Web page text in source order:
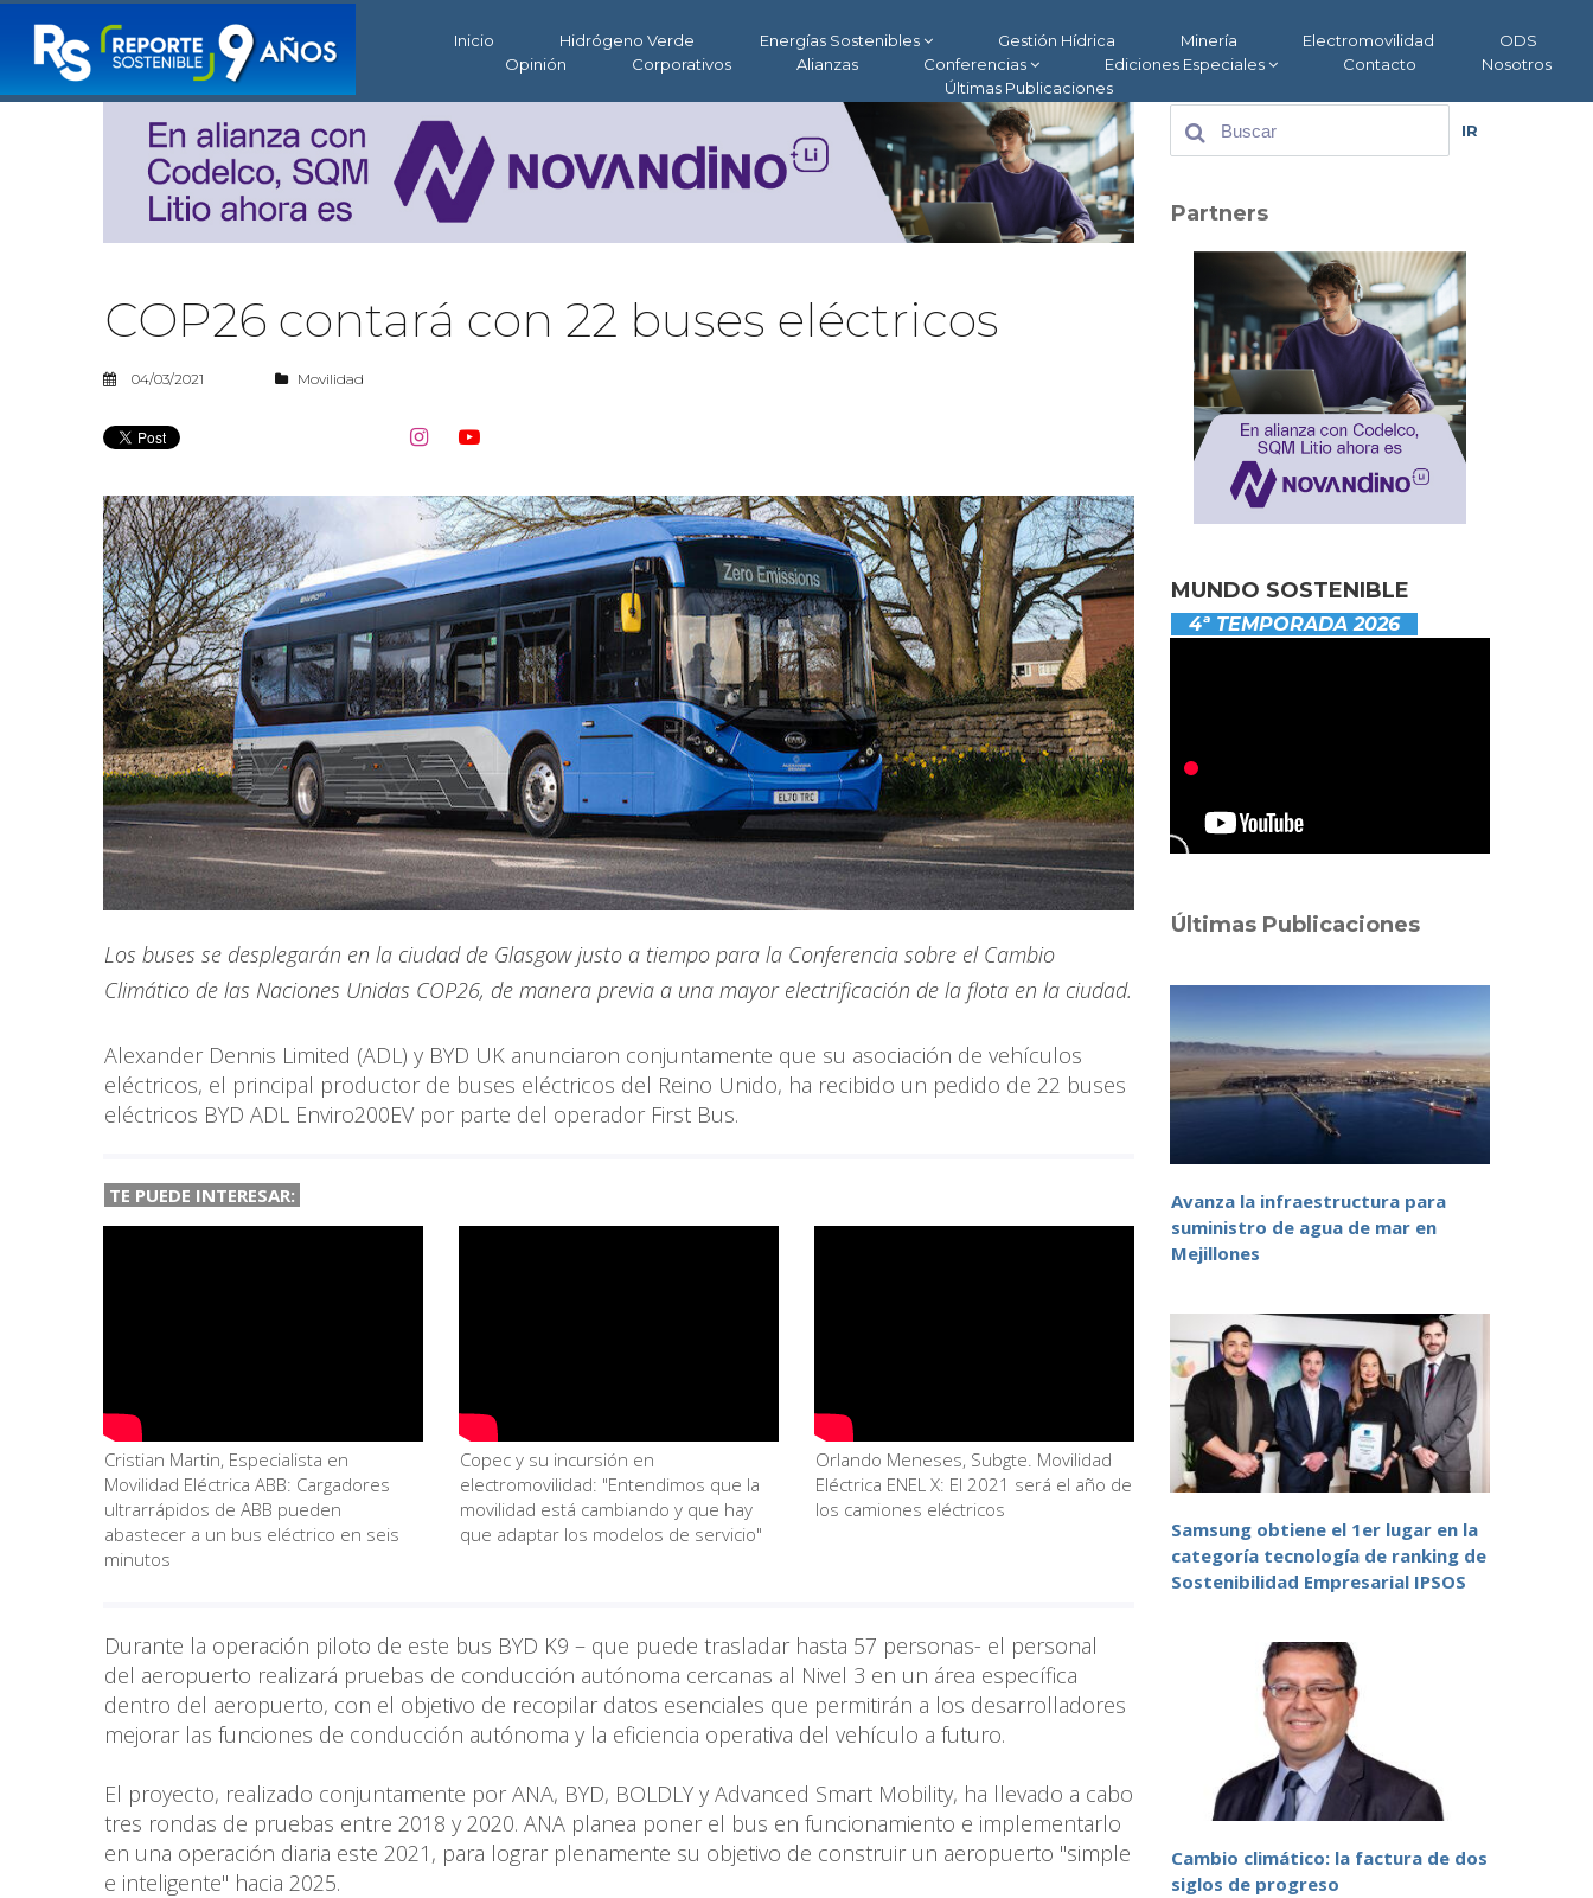
Inicio Hidrógeno Verde Energías Sostenibles Gestión Hídrica Minería Electromovilidad
ODS
Opinión
Corporativos Alianzas Conferencias Ediciones Especiales Contacto
Nosotros
Últimas Publicaciones
COP26 contará con 22 buses eléctricos
04/03/2021 Movilidad
 
Los buses se desplegarán en la ciudad de Glasgow justo a tiempo para la Conferencia sobre el Cambio
Climático de las Naciones Unidas COP26, de manera previa a una mayor electrificación de la flota en la ciudad.
Alexander Dennis Limited (ADL) y BYD UK anunciaron conjuntamente que su asociación de vehículos
eléctricos, el principal productor de buses eléctricos del Reino Unido, ha recibido un pedido de 22 buses
eléctricos BYD ADL Enviro200EV por parte del operador First Bus.
TE PUEDE INTERESAR:
Cristian Martin, Especialista en
Movilidad Eléctrica ABB: Cargadores
ultrarrápidos de ABB pueden
abastecer a un bus eléctrico en seis
minutos
Copec y su incursión en
electromovilidad: "Entendimos que la
movilidad está cambiando y que hay
que adaptar los modelos de servicio"
Orlando Meneses, Subgte. Movilidad
Eléctrica ENEL X: El 2021 será el año de
los camiones eléctricos
Durante la operación piloto de este bus BYD K9 – que puede trasladar hasta 57 personas- el personal
del aeropuerto realizará pruebas de conducción autónoma cercanas al Nivel 3 en un área específica
dentro del aeropuerto, con el objetivo de recopilar datos esenciales que permitirán a los desarrolladores
mejorar las funciones de conducción autónoma y la eficiencia operativa del vehículo a futuro.
El proyecto, realizado conjuntamente por ANA, BYD, BOLDLY y Advanced Smart Mobility, ha llevado a cabo
tres rondas de pruebas entre 2018 y 2020. ANA planea poner el bus en funcionamiento e implementarlo
en una operación diaria este 2021, para lograr plenamente su objetivo de construir un aeropuerto "simple
e inteligente" hacia 2025.
IR
Partners
MUNDO SOSTENIBLE
4ª TEMPORADA 2026
Últimas Publicaciones
Avanza la infraestructura para
suministro de agua de mar en
Mejillones
Samsung obtiene el 1er lugar en la
categoría tecnología de ranking de
Sostenibilidad Empresarial IPSOS
Cambio climático: la factura de dos
siglos de progreso